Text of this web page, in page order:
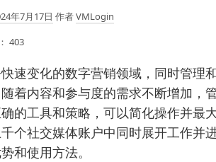
年7月17日 作者VMLogin
403
速变化的数字营销领域，同时管理
着内容和参与度的需求不断增加，
的工具和策略，可以简化操作并最
个社交媒体账户中同时展开工作并
和使用方法。